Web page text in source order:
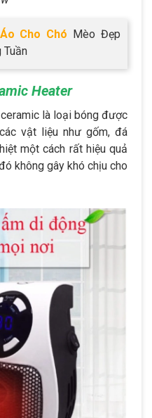
Cho Chó Mèo Đẹp
Tuần
Heater
là loại bóng được
vật liệu như gốm, đá
một cách rất hiệu quả
không gây khó chịu cho